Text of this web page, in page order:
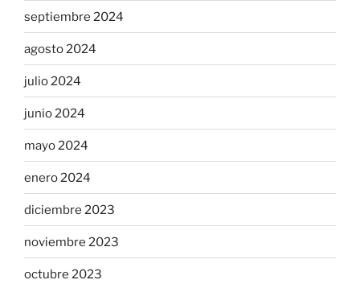
septiembre 2024
agosto 2024
julio 2024
junio 2024
mayo 2024
enero 2024
diciembre 2023
noviembre 2023
octubre 2023